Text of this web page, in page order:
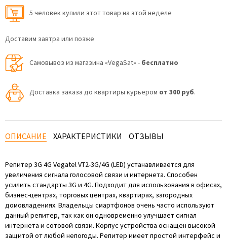
5 человек купили этот товар на этой неделе
Доставим завтра или позже
Самовывоз из магазина «VegaSat» - бесплатно
Доставка заказа до квартиры курьером от 300 руб.
ОПИСАНИЕ ХАРАКТЕРИСТИКИ ОТЗЫВЫ
Репитер 3G 4G Vegatel VT2-3G/4G (LED) устанавливается для
увеличения сигнала голосовой связи и интернета. Способен
усилить стандарты 3G и 4G. Подходит для использования в офисах,
бизнес-центрах, торговых центрах, квартирах, загородных
домовладениях. Владельцы смартфонов очень часто используют
данный репитер, так как он одновременно улучшает сигнал
интернета и сотовой связи. Корпус устройства оснащен высокой
защитой от любой непогоды. Репитер имеет простой интерфейс и